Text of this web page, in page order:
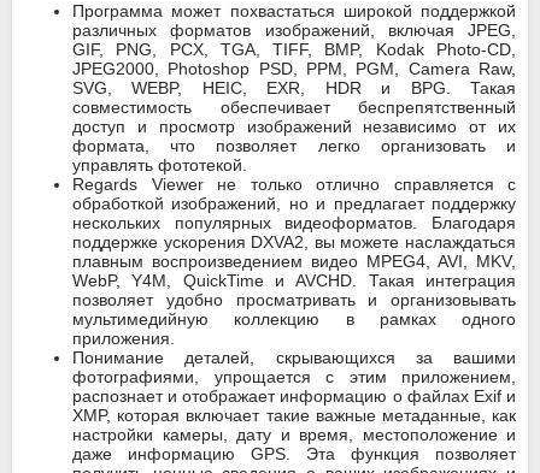
Программа может похвастаться широкой поддержкой
различных форматов изображений, включая JPEG,
GIF, PNG, PCX, TGA, TIFF, BMP, Kodak Photo-CD,
JPEG2000, Photoshop PSD, PPM, PGM, Camera Raw,
SVG, WEBP, HEIC, EXR, HDR и BPG. Такая
совместимость обеспечивает беспрепятственный
доступ и просмотр изображений независимо от их
формата, что позволяет легко организовать и
управлять фототекой.
Regards Viewer не только отлично справляется с
обработкой изображений, но и предлагает поддержку
нескольких популярных видеоформатов. Благодаря
поддержке ускорения DXVA2, вы можете наслаждаться
плавным воспроизведением видео MPEG4, AVI, MKV,
WebP, Y4M, QuickTime и AVCHD. Такая интеграция
позволяет удобно просматривать и организовывать
мультимедийную коллекцию в рамках одного
приложения.
Понимание деталей, скрывающихся за вашими
фотографиями, упрощается с этим приложением,
распознает и отображает информацию о файлах Exif и
XMP, которая включает такие важные метаданные, как
настройки камеры, дату и время, местоположение и
даже информацию GPS. Эта функция позволяет